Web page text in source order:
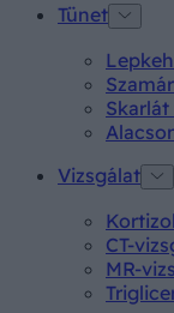
Tünet
Vizsgálat
CT-
MR-